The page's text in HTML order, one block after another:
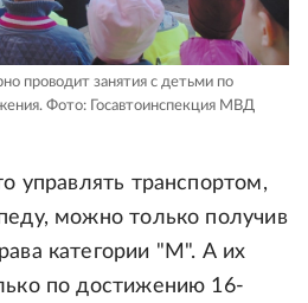
проводит занятия с детьми по
Фото: Госавтоинспекция МВД
управлять транспортом,
можно только получив
категории "М". А их
по достижению 16-